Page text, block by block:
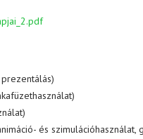
és szimulációhasználat,